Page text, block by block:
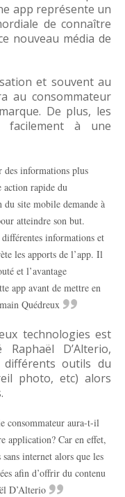
app représente un
de connaître
nouveau média de
et souvent au
au consommateur
De plus, les
facilement à une
informations plus
action rapide du
site mobile demande à
atteindre son but.
informations et
les apports de l’app. Il
et l’avantage
app avant de mettre en
Quédreux
technologies est
D’Alterio,
différents outils du
photo, etc) alors
consommateur aura-t-il
application? Car en effet,
internet alors que les
afin d’offrir du contenu
D’Alterio